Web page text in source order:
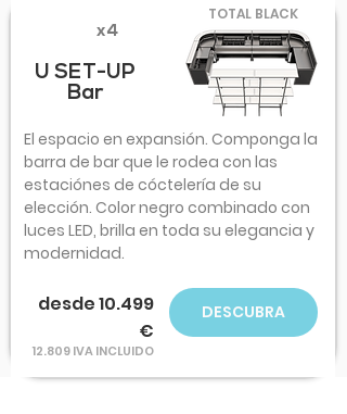
x4
U SET-UP
Bar
TOTAL BLACK
El espacio en expansión. Componga la
barra de bar que le rodea con las
estaciónes de cóctelería de su
elección. Color negro combinado con
luces LED, brilla en toda su elegancia y
modernidad.
desde 10.499
€
12.809 IVA INCLUIDO
DESCUBRA